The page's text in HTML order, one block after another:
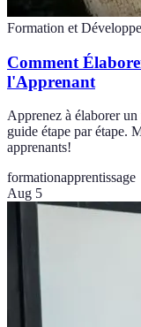
Formation et
Comment
l'Apprenant
Apprenez à élaborer
guide étape par étape.
apprenants!
formationapprentissage
Aug 5